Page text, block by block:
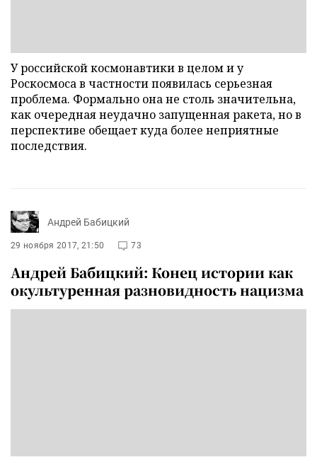
У российской космонавтики в целом и у
Роскосмоса в частности появилась серьезная
проблема. Формально она не столь значительна,
как очередная неудачно запущенная ракета, но в
перспективе обещает куда более неприятные
последствия.
Андрей Бабицкий
29 ноября 2017, 21:50 73
Андрей Бабицкий: Конец истории как
окультуренная разновидность нацизма